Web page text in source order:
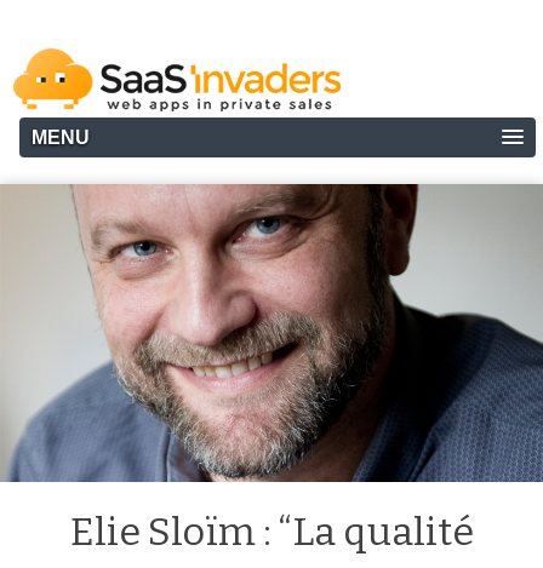
MENU
Elie Sloïm : “La qualité